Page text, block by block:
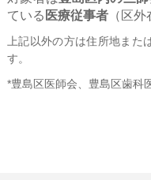
ている 医療従事者（区外
上記以外の方は住所地また
す。
*豊島区医師会、豊島区歯科